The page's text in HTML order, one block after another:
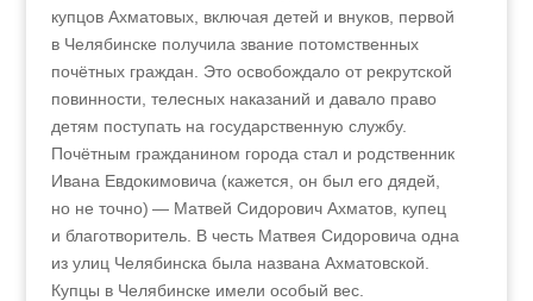
купцов Ахматовых, включая детей и внуков, первой
в Челябинске получила звание потомственных
почётных граждан. Это освобождало от рекрутской
повинности, телесных наказаний и давало право
детям поступать на государственную службу.
Почётным гражданином города стал и родственник
Ивана Евдокимовича (кажется, он был его дядей,
но не точно) — Матвей Сидорович Ахматов, купец
и благотворитель. В честь Матвея Сидоровича одна
из улиц Челябинска была названа Ахматовской.
Купцы в Челябинске имели особый вес.